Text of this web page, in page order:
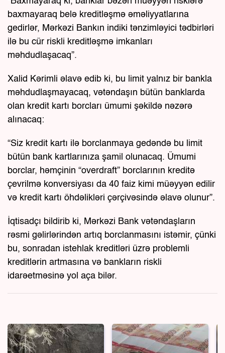
baxmayaraq belə kreditləşmə əməliyyatlarına
gedirlər, Mərkəzi Bankın indiki tənzimləyici tədbirləri
ilə bu cür riskli kreditləşmə imkanları
məhdudlaşacaq”.
Xalid Kərimli əlavə edib ki, bu limit yalnız bir bankla
məhdudlaşmayacaq, vətəndaşın bütün banklarda
olan kredit kartı borcları ümumi şəkildə nəzərə
alınacaq:
“Siz kredit kartı ilə borclanmaya gedəndə bu limit
bütün bank kartlarınıza şamil olunacaq. Ümumi
borclar, həmçinin “overdraft” borclarının kreditə
çevrilmə konversiyası da 40 faiz kimi müəyyən edilir
və kredit kartı öhdəlikləri çərçivəsində əlavə olunur”.
İqtisadçı bildirib ki, Mərkəzi Bank vətəndaşların
rəsmi gəlirlərindən artıq borclanmasını istəmir, çünki
bu, sonradan istehlak kreditləri üzrə problemli
kreditlərin artmasına və bankların riskli
idarəetməsinə yol aça bilər.